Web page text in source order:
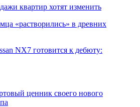
квартир хотят изменить
«растворились» в древних
NX7 готовится к дебюту:
ценник своего нового